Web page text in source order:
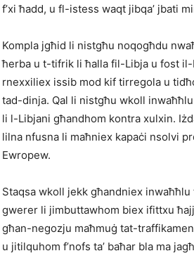
f’xi ħadd, u fl-istess waqt jibqa’ jbati
Kompla jgħid li nistgħu noqogħdu
ħerba u t-tifrik li ħalla fil-Libja u fost
rnexxiliex issib mod kif tirregola u
tad-dinja. Qal li nistgħu wkoll
li l-Libjani għandhom kontra xulxin.
lilna nfusna li maħniex kapaċi nsolvi
Ewropew.
Staqsa wkoll jekk għandniex
gwerer li jimbuttawhom biex ifittxu
għan-negozju maħmuġ tat-
u jitilquhom f’nofs ta’ baħar bla ma